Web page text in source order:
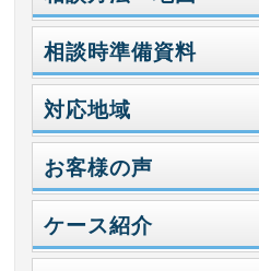
相談時準備資料
対応地域
お客様の声
ケース紹介